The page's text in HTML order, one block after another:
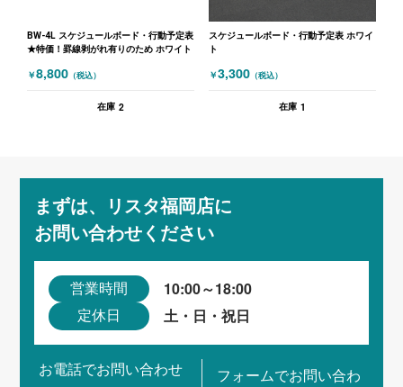
BW-4L スケジュールボード・行動予定表
★特価！罫線剥がれ有りのため ホワイト
￥8,800 （税込）
在庫 2
スケジュールボード・行動予定表 ホワイ
ト
￥3,300 （税込）
在庫 1
まずは、リスタ福岡店に
お問い合わせください
営業時間 10:00～18:00
定休日 土・日・祝日
お電話でお問い合わせ
フォームでお問い合わ